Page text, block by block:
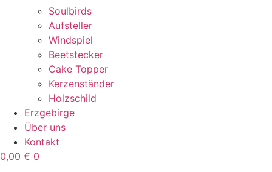
Soulbirds
Aufsteller
Windspiel
Beetstecker
Cake Topper
Kerzenständer
Holzschild
Erzgebirge
Über uns
Kontakt
0,00 € 0